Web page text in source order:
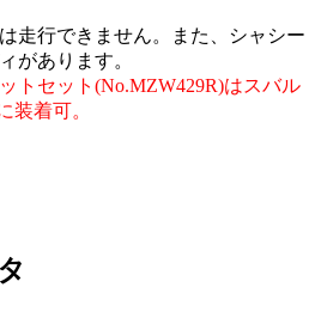
走行できません。また、シャシー
があります。
トセット(No.MZW429R)はスバル
装着可。